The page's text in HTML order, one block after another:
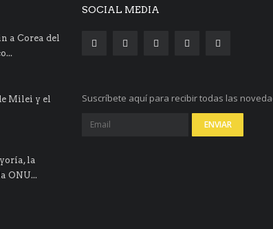
a Corea del
Milei y el
la
ONU...
SOCIAL MEDIA
Suscríbete aquí para recibir todas las